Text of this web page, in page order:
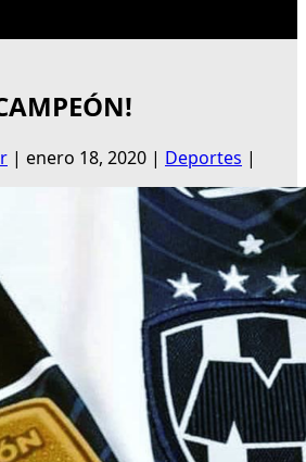
| enero 18, 2020 | Deportes |